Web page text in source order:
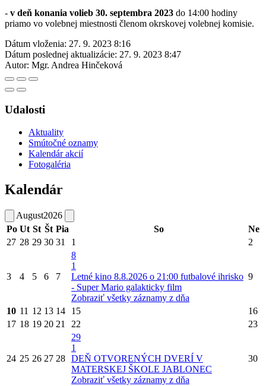
- v deň konania volieb 30. septembra 2023 do 14:00 hodiny
priamo vo volebnej miestnosti členom okrskovej volebnej komisie.
Dátum vloženia: 27. 9. 2023 8:16
Dátum poslednej aktualizácie: 27. 9. 2023 8:47
Autor: Mgr. Andrea Hinčeková
Udalosti
Aktuality
Smútočné oznamy
Kalendár akcií
Fotogaléria
Kalendár
August2026
Po Ut St Št Pia So
Ne
27 28 29 30 31 1 2
3 4 5 6 7
8
1
Letné kino 8.8.2026 o 21:00 futbalové ihrisko
- Super Mario galakticky film
Zobraziť všetky záznamy z dňa
9
10 11 12 13 14 15
16
17 18 19 20 21 22 23
24 25 26 27 28
29
1
DEŇ OTVORENÝCH DVERÍ V
MATERSKEJ ŠKOLE JABLONEC
Zobraziť všetky záznamy z dňa
30